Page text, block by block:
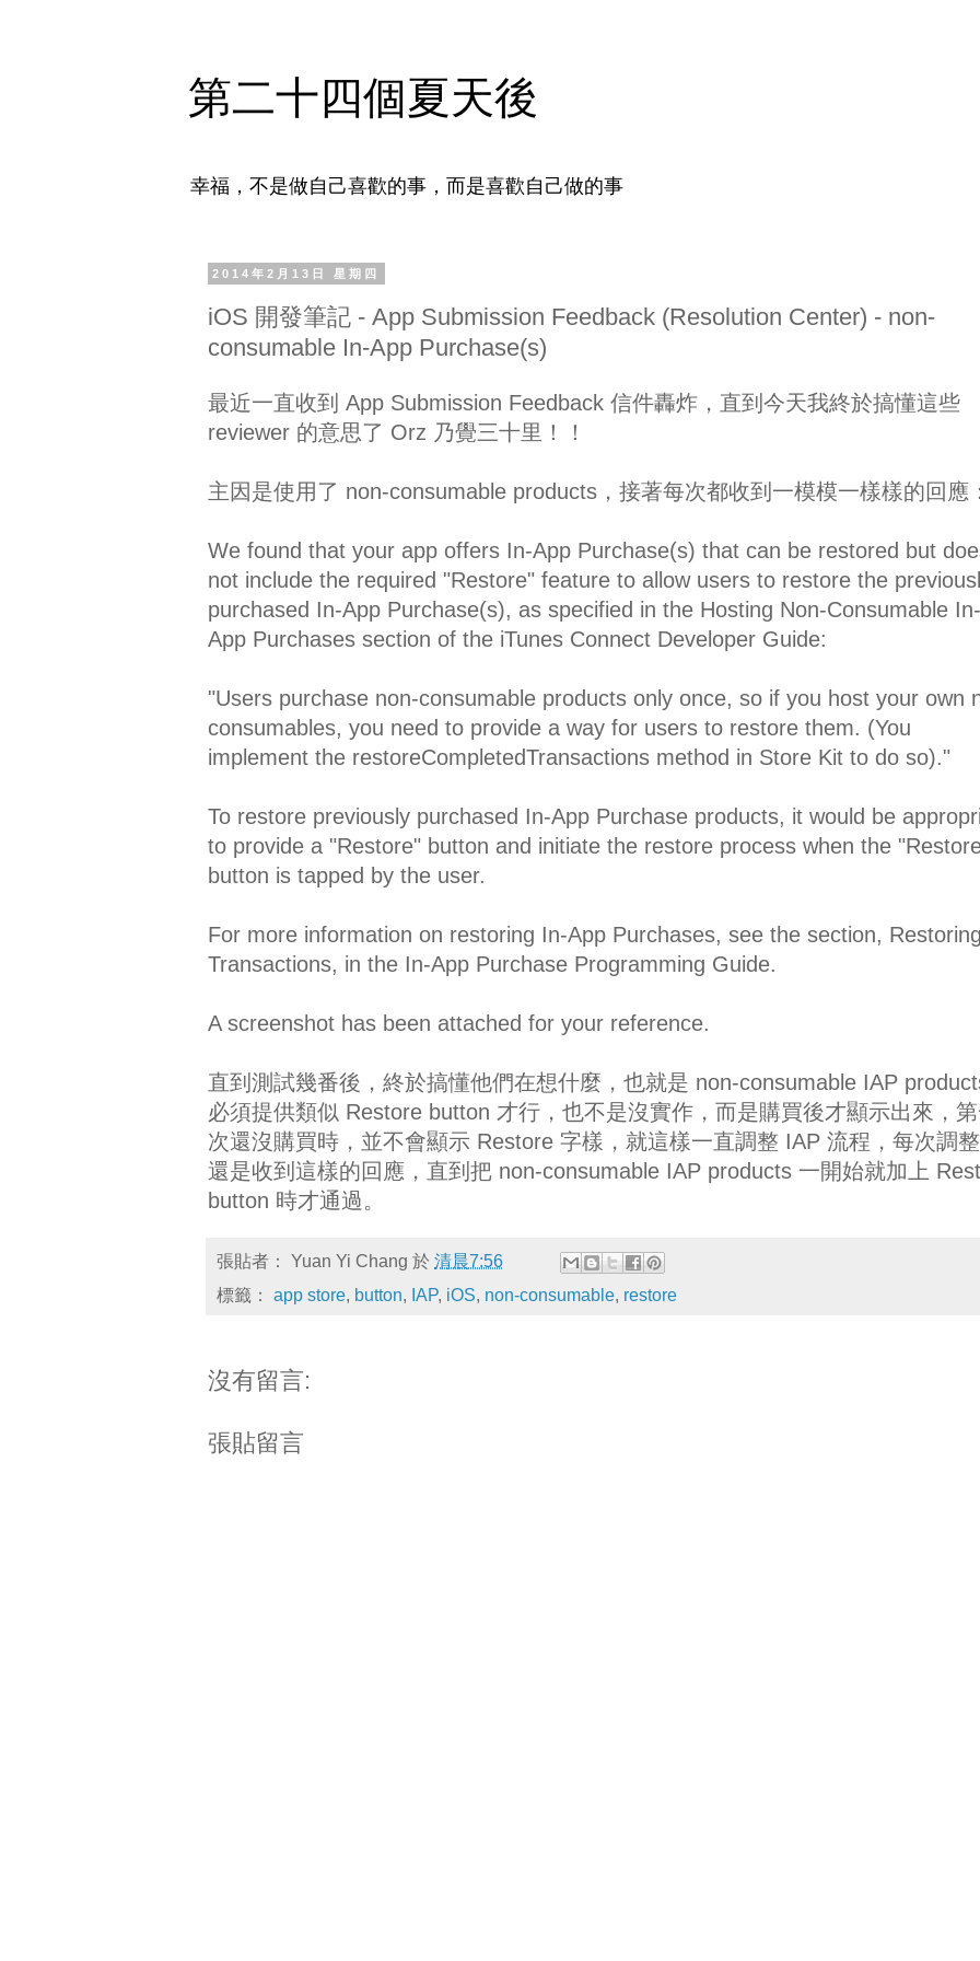
第二十四個夏天後
幸福，不是做自己喜歡的事，而是喜歡自己做的事
2014年2月13日 星期四
iOS 開發筆記 - App Submission Feedback (Resolution Center) - non-
consumable In-App Purchase(s)
最近一直收到 App Submission Feedback 信件轟炸，直到今天我終於搞懂這些
reviewer 的意思了 Orz 乃覺三十里！！
主因是使用了 non-consumable products，接著每次都收到一模模一樣樣的回應：
We found that your app offers In-App Purchase(s) that can be restored but
not include the required "Restore" feature to allow users to restore the
purchased In-App Purchase(s), as specified in the Hosting Non-Consumable In-
App Purchases section of the iTunes Connect Developer Guide:
"Users purchase non-consumable products only once, so if you host your own
consumables, you need to provide a way for users to restore them. (You
implement the restoreCompletedTransactions method in Store Kit to do so)."
To restore previously purchased In-App Purchase products, it would be
to provide a "Restore" button and initiate the restore process when the
button is tapped by the user.
For more information on restoring In-App Purchases, see the section, Restoring
Transactions, in the In-App Purchase Programming Guide.
A screenshot has been attached for your reference.
直到測試幾番後，終於搞懂他們在想什麼，也就是 non-consumable IAP
必須提供類似 Restore button 才行，也不是沒實作，而是購買後才顯示出來，
次還沒購買時，並不會顯示 Restore 字樣，就這樣一直調整 IAP 流程，每次調
還是收到這樣的回應，直到把 non-consumable IAP products 一開始就加上
button 時才通過。
張貼者： Yuan Yi Chang 於 清晨7:56
標籤： app store, button, IAP, iOS, non-consumable, restore
沒有留言:
張貼留言